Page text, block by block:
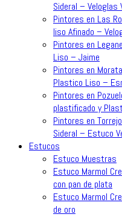
Sideral –
Pintores en Las
liso Afinado –
Pintores en
Liso – Jaime
Pintores en
Plastico Liso –
Pintores en
plastificado y
Pintores en
Sideral – Estuco
Estucos
Estuco Muestras
Estuco Marmol
con pan de plata
Estuco Marmol
de oro